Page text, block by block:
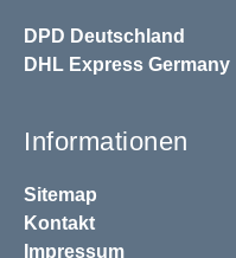
DPD Deutschland
DHL Express Germany
Informationen
Sitemap
Kontakt
Impressum